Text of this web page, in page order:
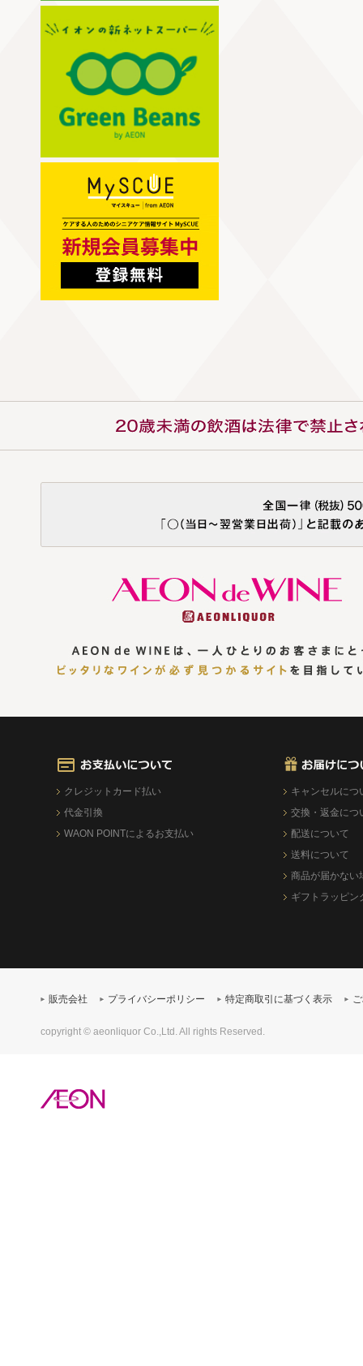
クレジットカード払い
代金引換
WAON POINTによるお支払い
キャンセルにつ
交換・返金につ
配送について
送料について
商品が届かない
ギフトラッピン
販売会社 プライバシーポリシー 特定商取引に基づく表示
copyright © aeonliquor Co.,Ltd. All rights Reserved.